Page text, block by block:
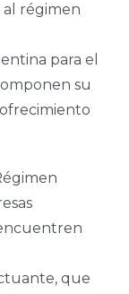
al régimen
para el
su
que